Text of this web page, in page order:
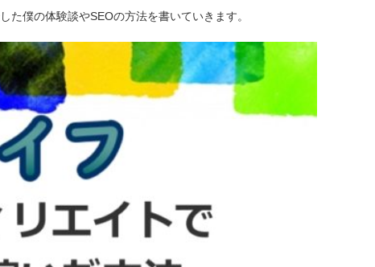
僕の体験談やSEOの方法を書いていきます。